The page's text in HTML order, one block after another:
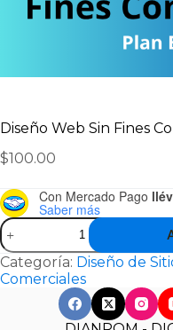
Diseño Web Sin Fines
$100.00
Con Mercado Pago
Saber más
Categoría: Diseño de
Comerciales